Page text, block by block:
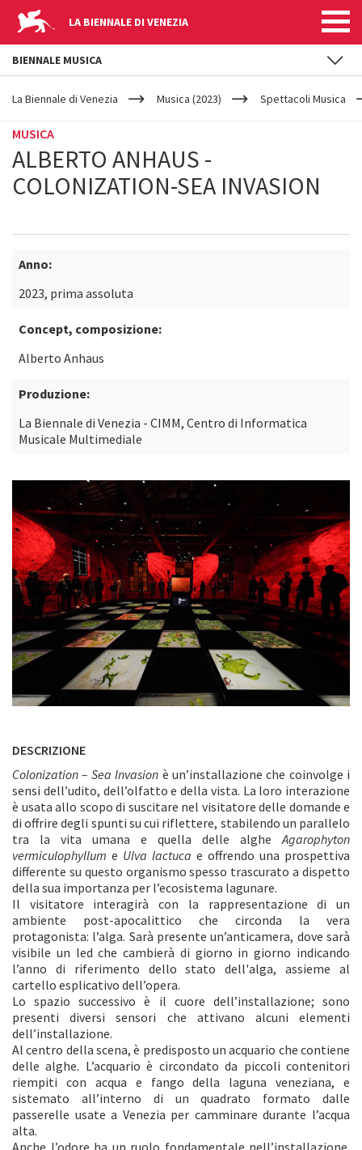
LA BIENNALE DI VENEZIA
YOUR
ARE
La Biennale di Venezia Musica (2023) Spettacoli Musica
MUSICA
ALBERTO ANHAUS -
COLONIZATION-SEA INVASION
Anno:
2023, prima assoluta
Concept, composizione:
Alberto Anhaus
Produzione:
La Biennale di Venezia - CIMM, Centro di Informatica
Musicale Multimediale
DESCRIZIONE
Colonization – Sea Invasion è un’installazione che coinvolge i
sensi dell’udito, dell’olfatto e della vista. La loro interazione
è usata allo scopo di suscitare nel visitatore delle domande e
di offrire degli spunti su cui riflettere, stabilendo un parallelo
tra la vita umana e quella delle alghe Agarophyton
vermiculophyllum e Ulva lactuca e offrendo una prospettiva
differente su questo organismo spesso trascurato a dispetto
della sua importanza per l’ecosistema lagunare.
Il visitatore interagirà con la rappresentazione di un
ambiente post-apocalittico che circonda la vera
protagonista: l’alga. Sarà presente un’anticamera, dove sarà
visibile un led che cambierà di giorno in giorno indicando
l’anno di riferimento dello stato dell'alga, assieme al
cartello esplicativo dell’opera.
Lo spazio successivo è il cuore dell’installazione; sono
presenti diversi sensori che attivano alcuni elementi
dell’installazione.
Al centro della scena, è predisposto un acquario che contiene
delle alghe. L’acquario è circondato da piccoli contenitori
riempiti con acqua e fango della laguna veneziana, e
sistemato all’interno di un quadrato formato dalle
passerelle usate a Venezia per camminare durante l’acqua
alta.
Anche l’odore ha un ruolo fondamentale nell’installazione.
BIENNALE MUSICA